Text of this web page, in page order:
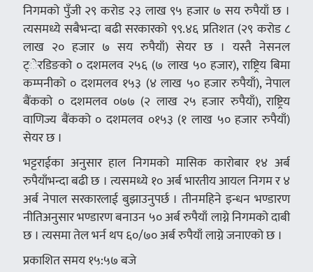
निगमको पुँजी २९ करोड २३ लाख ९५ हजार ७ सय रुपैयाँ छ ।
त्यसमध्ये सबैभन्दा बढी सरकारको ९९.४६ प्रतिशत (२९ करोड ८
लाख २० हजार ७ सय रुपैयाँ) सेयर छ । यस्तै नेसनल
ट्ेरडिङको ० दशमलव २५६ (७ लाख ५० हजार), राष्ट्रिय बिमा
कम्पनीको ० दशमलव १५३ (४ लाख ५० हजार रुपैयाँ), नेपाल
बैंकको ० दशमलव ०७७ (२ लाख २५ हजार रुपैयाँ), राष्ट्रिय
वाणिज्य बैंकको ० दशमलव ०१५३ (१ लाख ५० हजार रुपैयाँ)
सेयर छ ।
भट्टराईका अनुसार हाल निगमको मासिक कारोबार १४ अर्ब
रुपैयाँभन्दा बढी छ । त्यसमध्ये १० अर्ब भारतीय आयल निगम र ४
अर्ब नेपाल सरकारलाई बुझाउनुपर्छ । तीनमहिने इन्धन भण्डारण
नीतिअनुसार भण्डारण बनाउन ५० अर्ब रुपैयाँ लाग्ने निगमको दाबी
छ । त्यसमा तेल भर्न थप ६०/७० अर्ब रुपैयाँ लाग्ने जनाएको छ ।
प्रकाशित समय १५:५७ बजे